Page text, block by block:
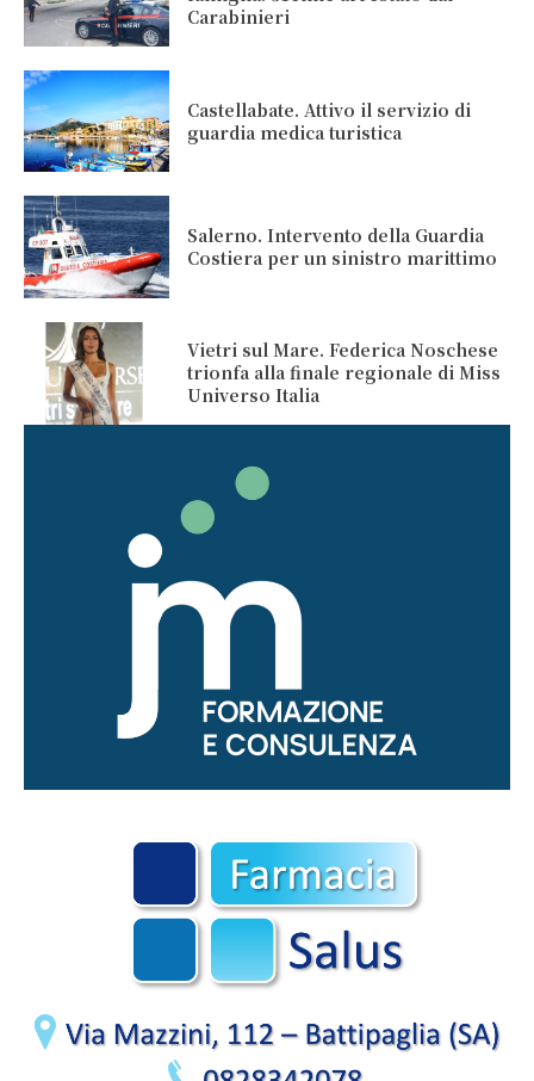
Carabinieri
Castellabate. Attivo il servizio di
guardia medica turistica
Salerno. Intervento della Guardia
Costiera per un sinistro marittimo
Vietri sul Mare. Federica Noschese
trionfa alla finale regionale di Miss
Universo Italia